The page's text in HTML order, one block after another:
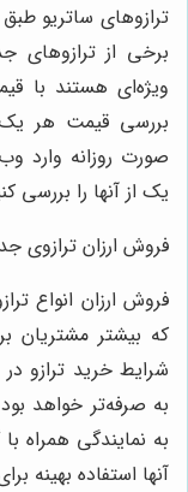
ساتریو طبق
از ترازوهای
هستند با
قیمت هر یک از
روزانه وارد وب
از آنها را بررسی کنید.
ارزان ترازوی جدید
ارزان انواع
بیشتر مشتریان
خرید ترازو در
صرفه‌تر خواهد بود.
نمایندگی همراه با
استفاده بهینه